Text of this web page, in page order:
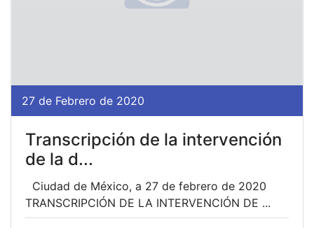
27 de Febrero de 2020
Transcripción de la intervención
de la d...
Ciudad de México, a 27 de febrero de 2020
TRANSCRIPCIÓN DE LA INTERVENCIÓN DE ...